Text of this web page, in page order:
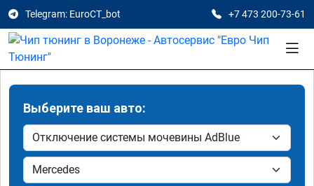
Telegram: EuroCT_bot +7 473 200-73-61
Выберите ваш авто: